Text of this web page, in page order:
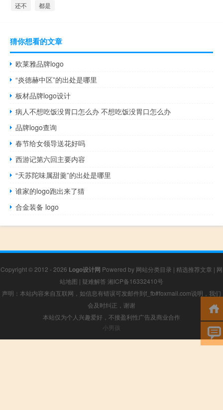
还不 都是
猜你想看的文章
欧莱雅品牌logo
“炎德赫中区”的出处是哪里
板材品牌logo设计
病人不想吃饭没胃口怎么办 不想吃饭没胃口怎么办
品牌logo查询
春节给女领导送花好吗
西游记第六回主要内容
“天苏陀味属甜羹”的出处是哪里
谁家的logo跑出来了猜
合金装备 logo
Copyright © 2012 - 2026 Logo设计网 Powered by 网站分类目录 | 精选推荐文章 | 网
站地图 | 疑难解答 湘ICP备16332410号
声明：本站内容来自互联网，如信息有错误可发邮件到f_fb#foxmail.com说明，我们
会及时纠正，谢谢
本站仅为个人兴趣爱好，不接盈利性广告及商业合作
小男孩